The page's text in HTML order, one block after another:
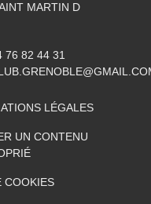
MARTIN D
76 82 44 31
LÉGALES
UN CONTENU
COOKIES